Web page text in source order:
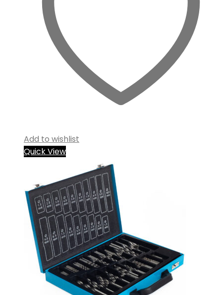
Add to wishlist
Quick View